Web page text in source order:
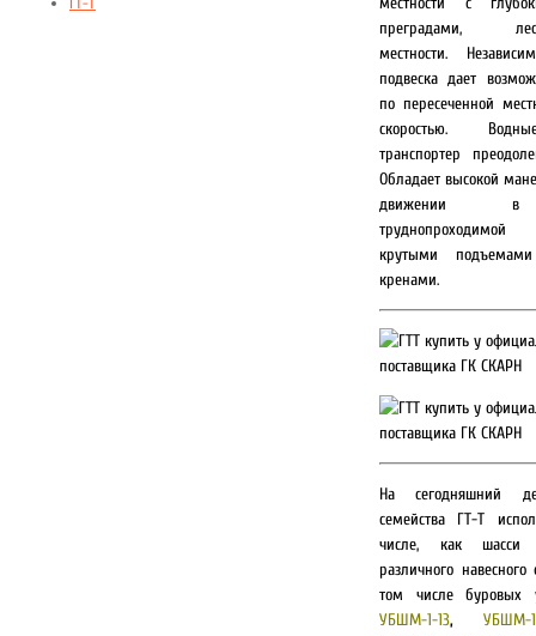
преградами,
местности.
подвеска дает
по пересеченной
скоростью.
транспортер
Обладает высокой
движении в
крутыми
кренами.
На сегодняшний
семейства ГТ-Т
числе, как шасси
различного
том числе буровых
УБШМ-1-13, УБШМ-